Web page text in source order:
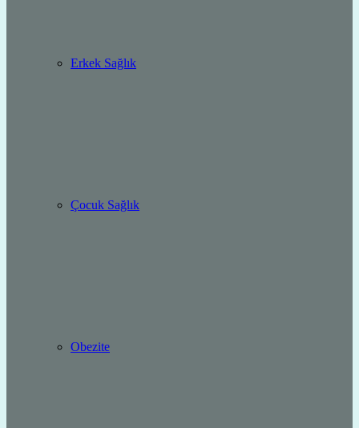
Erkek Sağlık
Çocuk Sağlık
Obezite